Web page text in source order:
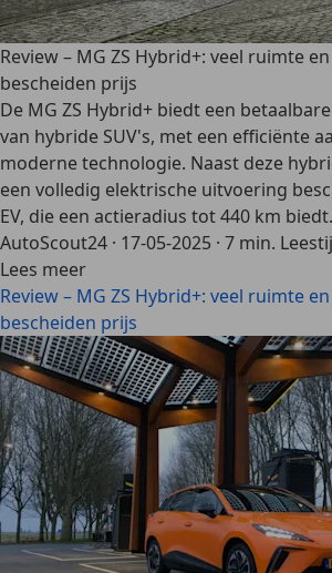
Review – MG ZS Hybrid+: veel ruimte
bescheiden prijs
De MG ZS Hybrid+ biedt een
van hybride SUV's, met een efficiënte
moderne technologie. Naast deze
een volledig elektrische uitvoering
EV, die een actieradius tot 440 km biedt.
AutoScout24 · 17-05-2025 · 7 min.
Lees meer
Review – MG ZS Hybrid+: veel ruimte
bescheiden prijs